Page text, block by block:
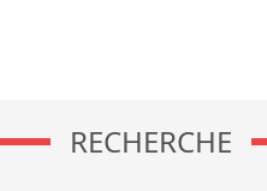
RECHERCHE